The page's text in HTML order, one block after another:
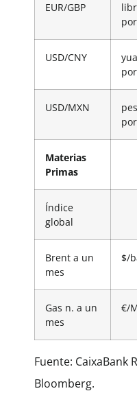
EUR/GBP
USD/CNY
USD/MXN
Materias
Primas
Índice
global
Brent a un
mes
$/
Gas n. a un
mes
€/
Fuente: CaixaBank
Bloomberg.